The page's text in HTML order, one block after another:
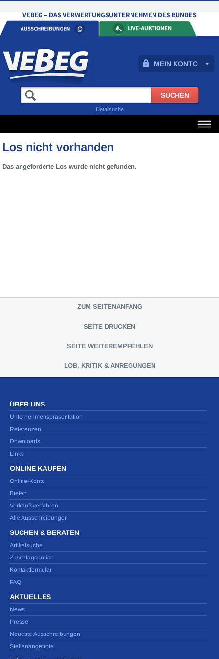
MEIN KONTO
Detailsuche
Los nicht vorhanden
Das angeforderte Los wurde nicht gefunden.
ZUM SEITENANFANG
SEITE DRUCKEN
SEITE WEITEREMPFEHLEN
LOB, KRITIK & ANREGUNGEN
ÜBER UNS
Unternehmenspräsentation
Referenzen
Downloads
Links
ONLINE KAUFEN
Online-Konto
Bieten
Verkaufsverfahren
Alle Ausschreibungen
SUCHEN & BERATEN
Artikelsuche
Zuschlagspreise
Kontaktformular
FAQ
AKTUELLES
News
Presse
Neueste Ausschreibungen
Stellenangebote